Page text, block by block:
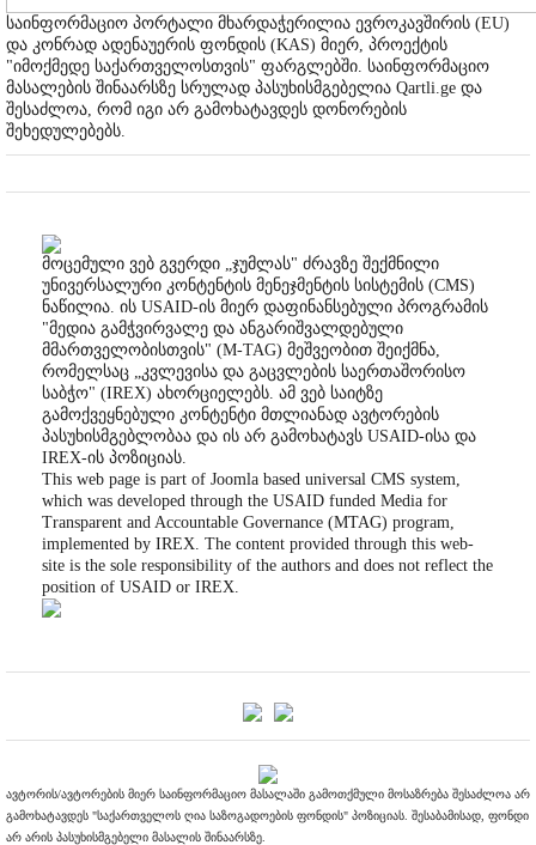
საინფორმაციო პორტალი მხარდაჭერილია ევროკავშირის (EU)
და კონრად ადენაუერის ფონდის (KAS) მიერ, პროექტის
"იმოქმედე საქართველოსთვის" ფარგლებში. საინფორმაციო
მასალების შინაარსზე სრულად პასუხისმგებელია Qartli.ge და
შესაძლოა, რომ იგი არ გამოხატავდეს დონორების
შეხედულებებს.
მოცემული ვებ გვერდი „ჯუმლას" ძრავზე შექმნილი
უნივერსალური კონტენტის მენეჯმენტის სისტემის (CMS)
ნაწილია. ის USAID-ის მიერ დაფინანსებული პროგრამის
"მედია გამჭვირვალე და ანგარიშვალდებული
მმართველობისთვის" (M-TAG) მეშვეობით შეიქმნა,
რომელსაც „კვლევისა და გაცვლების საერთაშორისო
საბჭო" (IREX) ახორციელებს. ამ ვებ საიტზე
გამოქვეყნებული კონტენტი მთლიანად ავტორების
პასუხისმგებლობაა და ის არ გამოხატავს USAID-ისა და
IREX-ის პოზიციას.
This web page is part of Joomla based universal CMS system,
which was developed through the USAID funded Media for
Transparent and Accountable Governance (MTAG) program,
implemented by IREX. The content provided through this web-
site is the sole responsibility of the authors and does not reflect the
position of USAID or IREX.
ავტორის/ავტორების მიერ საინფორმაციო მასალაში გამოთქმული მოსაზრება შესაძლოა არ
გამოხატავდეს "საქართველოს ღია საზოგადოების ფონდის" პოზიციას. შესაბამისად, ფონდი
არ არის პასუხისმგებელი მასალის შინაარსზე.